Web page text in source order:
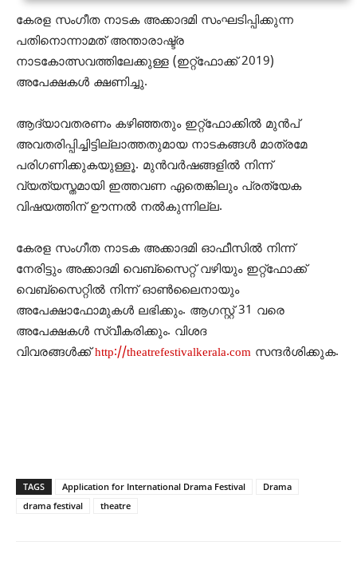
കേരള സംഗീത നാടക അക്കാദമി സംഘടിപ്പിക്കുന്ന
പതിനൊന്നാമത് അന്താരാഷ്ട്ര
നാടകോത്സവത്തിലേക്കുള്ള (ഇറ്റ്ഫോക്ക് 2019)
അപേക്ഷകൾ ക്ഷണിച്ചു.
ആദ്യാവതരണം കഴിഞ്ഞതും ഇറ്റ്ഫോക്കില്‍ മുന്‍പ്
അവതരിപ്പിച്ചിട്ടില്ലാത്തതുമായ നാടകങ്ങൾ മാത്രമേ
പരിഗണിക്കുകയുള്ളൂ. മുൻവർഷങ്ങളിൽ നിന്ന്
വ്യത്യസ്തമായി ഇത്തവണ ഏതെങ്കിലും പ്രത്യേക
വിഷയത്തിന് ഊന്നല്‍ നല്‍കുന്നില്ല.
കേരള സംഗീത നാടക അക്കാദമി ഓഫീസില്‍ നിന്ന്
നേരിട്ടും അക്കാദമി വെബ്സൈറ്റ് വഴിയും ഇറ്റ്ഫോക്ക്
വെബ്സൈറ്റില്‍ നിന്ന് ഓണ്‍ലൈനായും
അപേക്ഷാഫോമുകള്‍ ലഭിക്കും. ആഗസ്റ്റ് 31 വരെ
അപേക്ഷകൾ സ്വീകരിക്കും. വിശദ
വിവരങ്ങൾക്ക്‌http://theatrefestivalkerala.com സന്ദർശിക്കുക.
TAGS Application for International Drama Festival
Drama
drama festival
theatre